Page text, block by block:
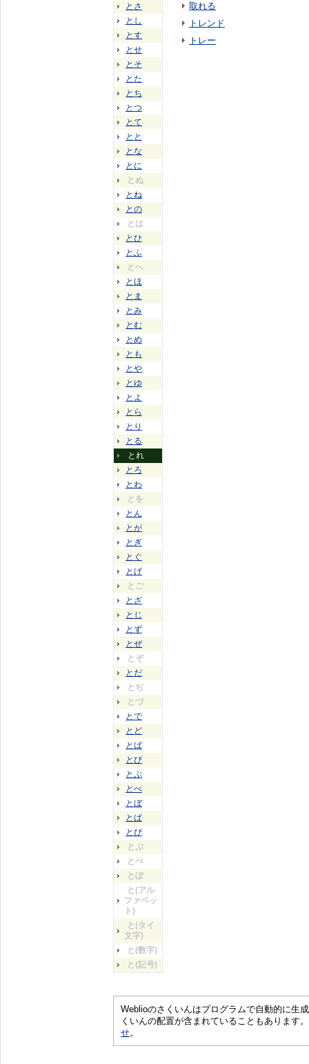
とさ
とし
とす
とせ
とそ
とた
とち
とつ
とて
とと
とな
とに
とぬ
とね
との
とは
とひ
とふ
とへ
とほ
とま
とみ
とむ
とめ
とも
とや
とゆ
とよ
とら
とり
とる
とれ
とろ
とわ
とを
とん
とが
とぎ
とぐ
とげ
とご
とざ
とじ
とず
とぜ
とぞ
とだ
とぢ
とづ
とで
とど
とば
とび
とぶ
とべ
とぼ
とぱ
とぴ
とぷ
とぺ
とぽ
と(アル
ファベッ
ト)
と(タイ
文字)
と(数字)
と(記号)
取れる
トレンド
トレー
Weblioのさくいんはプログラムで自動的に生
くいんの配置が含まれていることもあります
せ。